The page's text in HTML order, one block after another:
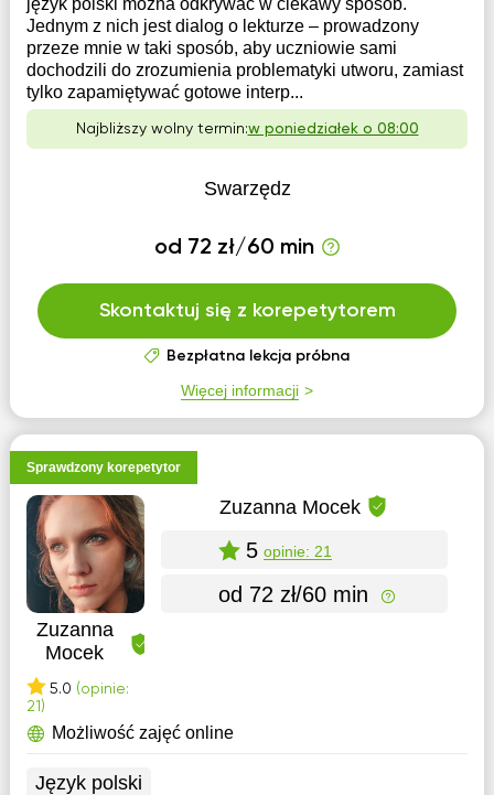
język polski można odkrywać w ciekawy sposób.
Jednym z nich jest dialog o lekturze – prowadzony
przeze mnie w taki sposób, aby uczniowie sami
dochodzili do zrozumienia problematyki utworu, zamiast
tylko zapamiętywać gotowe interp...
Najbliższy wolny termin:w poniedziałek o 08:00
Swarzędz
od 72 zł/60 min
Skontaktuj się z korepetytorem
Bezpłatna lekcja próbna
Więcej informacji
Sprawdzony korepetytor
Zuzanna
Mocek
5.0 (opinie:
21)
Zuzanna Mocek
5 opinie: 21
od 72 zł/60 min
Możliwość zajęć online
Język polski